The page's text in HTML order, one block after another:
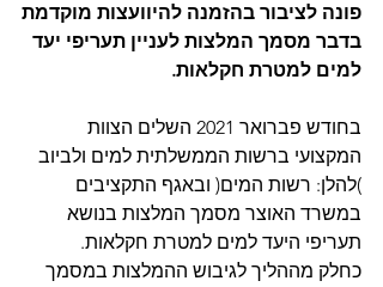
פונה לציבור בהזמנה להיוועצות מוקדמת
בדבר מסמך המלצות לעניין תעריפי יעד
למים למטרת חקלאות.
בחודש פברואר 2021 השלים הצוות
המקצועי ברשות הממשלתית למים ולביוב
)להלן: רשות המים( ובאגף התקציבים
במשרד האוצר מסמך המלצות בנושא
תעריפי היעד למים למטרת חקלאות.
כחלק מההליך לגיבוש ההמלצות במסמך